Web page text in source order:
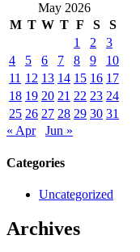
May 2026
M T W T F S
S
1
2
3
4
5 6 7 8 9
10
11 12 13 14 15 16 17
18 19 20 21 22 23 24
25 26 27 28 29 30 31
« Apr
Jun »
Categories
Uncategorized
Archives